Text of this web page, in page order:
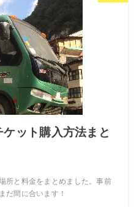
ット購入方法まと
所と料金をまとめました。事前
だ間に合います！